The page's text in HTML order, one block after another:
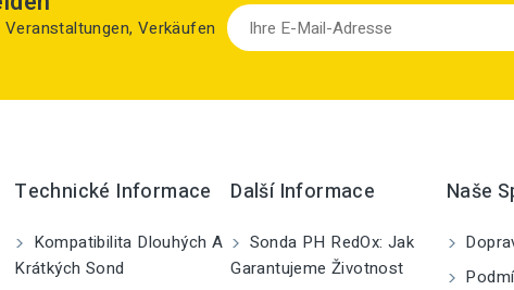
Verkäufen
Technické Informace
Kompatibilita Dlouhých A
Krátkých Sond
Další Informace
Sonda PH RedOx: Jak
Garantujeme Životnost
Naše